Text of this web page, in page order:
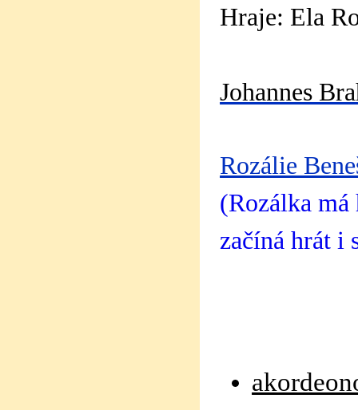
Hraje: Ela
Johannes
Rozálie
(Rozálka
začíná hrát i